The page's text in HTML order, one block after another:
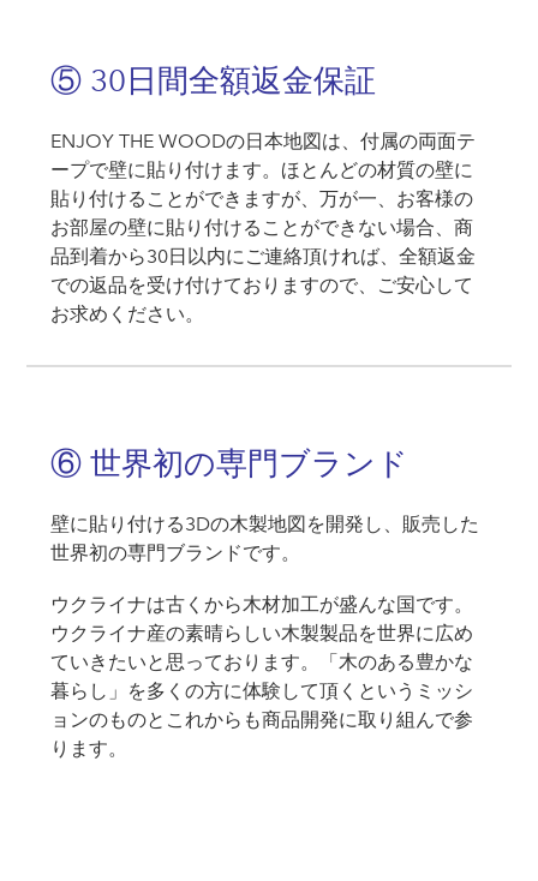
⑤ 30日間全額返金保証
ENJOY THE WOODの日本地図は、付属の両面テ
ープで壁に貼り付けます。ほとんどの材質の壁に
貼り付けることができますが、万が一、お客様の
お部屋の壁に貼り付けることができない場合、商
品到着から30日以内にご連絡頂ければ、全額返金
での返品を受け付けておりますので、ご安心して
お求めください。
⑥ 世界初の専門ブランド
壁に貼り付ける3Dの木製地図を開発し、販売した
世界初の専門ブランドです。
ウクライナは古くから木材加工が盛んな国です。
ウクライナ産の素晴らしい木製製品を世界に広め
ていきたいと思っております。「木のある豊かな
暮らし」を多くの方に体験して頂くというミッシ
ョンのものとこれからも商品開発に取り組んで参
ります。